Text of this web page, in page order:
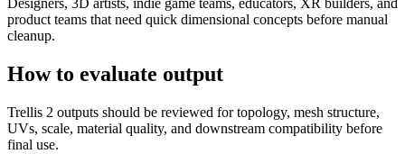
Designers, 3D artists, indie game teams, educators, XR builders, and
product teams that need quick dimensional concepts before manual
cleanup.
How to evaluate output
Trellis 2 outputs should be reviewed for topology, mesh structure,
UVs, scale, material quality, and downstream compatibility before
final use.